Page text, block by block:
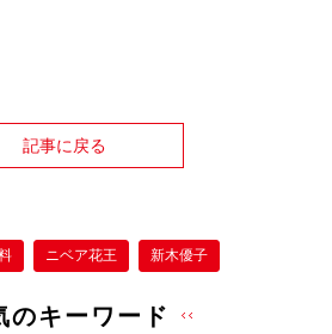
記事に戻る
ニベア花王 新木優子
のキーワード